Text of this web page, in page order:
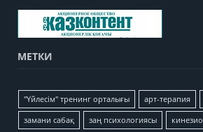
МЕТКИ
"Үйлесім" тренинг орталығы арт-терапия
замани сабақ заң психологиясы